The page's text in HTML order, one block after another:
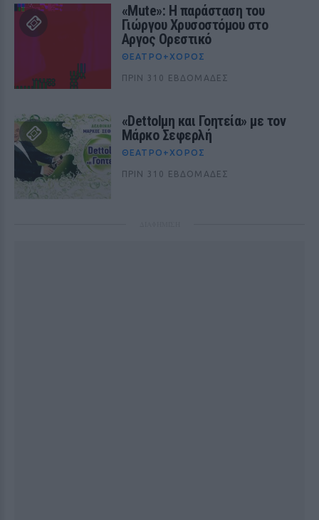
«Mute»: Η παράσταση του
Γιώργου Χρυσοστόμου στο
Αργος Ορεστικό
ΘΈΑΤΡΟ+ΧΟΡΌΣ
ΠΡΙΝ 310 ΕΒΔΟΜΆΔΕΣ
«Dettolμη και Γοητεία» με τον
Μάρκο Σεφερλή
ΘΈΑΤΡΟ+ΧΟΡΌΣ
ΠΡΙΝ 310 ΕΒΔΟΜΆΔΕΣ